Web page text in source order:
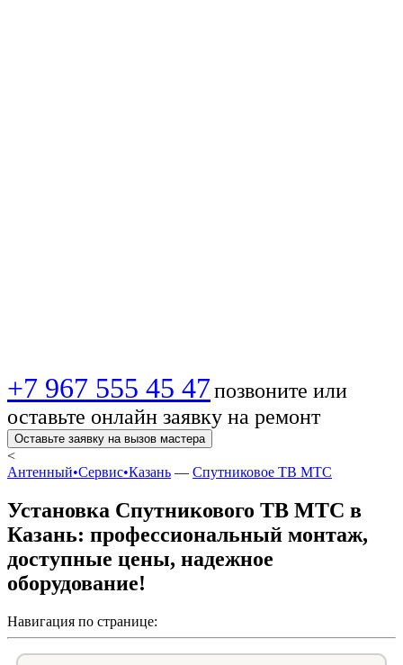
+7 967 555 45 47позвоните или
оставьте онлайн заявку на ремонт
Оставьте заявку на вызов мастера
<
Антенный•Сервис•Казань — Спутниковое ТВ МТС
Установка Спутникового ТВ МТС в
Казань: профессиональный монтаж,
доступные цены, надежное
оборудование!
Навигация по странице: